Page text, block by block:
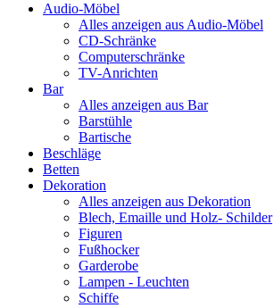
Audio-Möbel
Alles anzeigen aus Audio-Möbel
CD-Schränke
Computerschränke
TV-Anrichten
Bar
Alles anzeigen aus Bar
Barstühle
Bartische
Beschläge
Betten
Dekoration
Alles anzeigen aus Dekoration
Blech, Emaille und Holz- Schilder
Figuren
Fußhocker
Garderobe
Lampen - Leuchten
Schiffe